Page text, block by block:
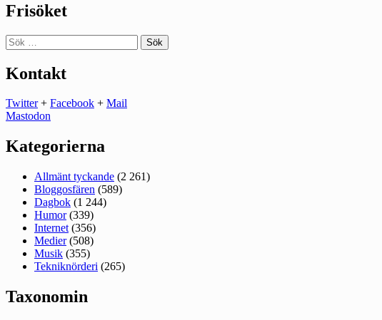
Frisöket
Sök
efter:
Kontakt
Twitter+ Facebook + Mail
Mastodon
Kategorierna
Allmänt tyckande (2 261)
Bloggosfären (589)
Dagbok (1 244)
Humor(339)
Internet (356)
Medier(508)
Musik (355)
Tekniknörderi (265)
Taxonomin